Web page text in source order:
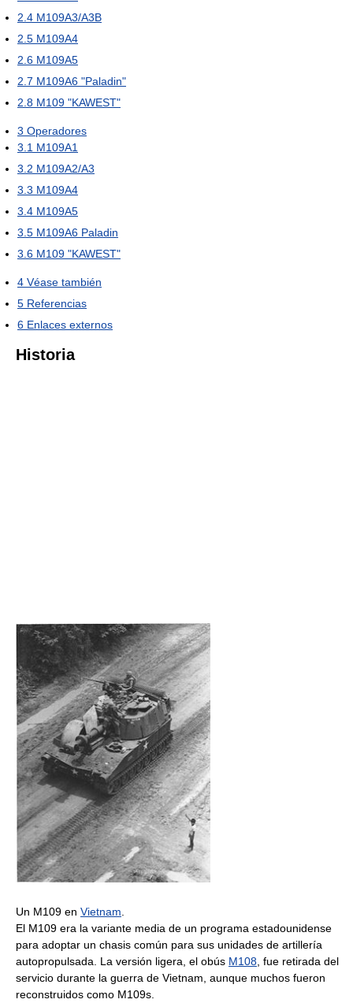
2.4 M109A3/A3B
2.5 M109A4
2.6 M109A5
2.7 M109A6 "Paladin"
2.8 M109 "KAWEST"
3 Operadores
3.1 M109A1
3.2 M109A2/A3
3.3 M109A4
3.4 M109A5
3.5 M109A6 Paladin
3.6 M109 "KAWEST"
4 Véase también
5 Referencias
6 Enlaces externos
Historia
Un M109 en Vietnam
El M109 era la variante media de un programa estadounidense
para adoptar un chasis común para sus unidades de artillería
autopropulsada. La versión ligera, el obús M108 , fue retirada del
servicio durante la guerra de Vietnam, aunque muchos fueron
reconstruidos como M109s.